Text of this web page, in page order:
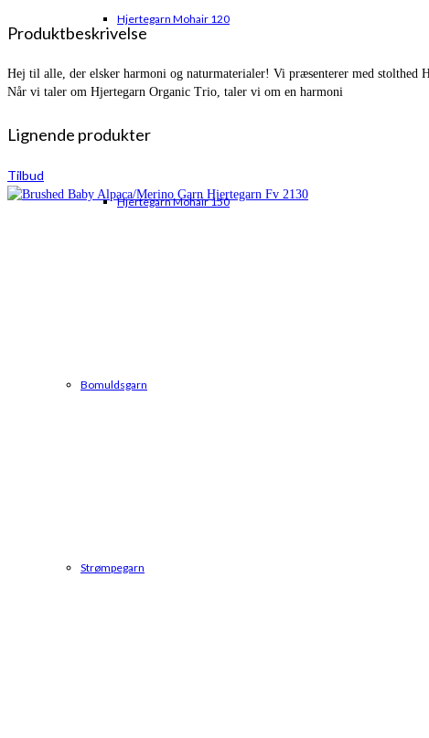
Hjertegarn Mohair 120
Hjertegarn Mohair 150
Bomuldsgarn
Strømpegarn
Produktbeskrivelse
Hej til alle, der elsker harmoni og naturmaterialer! Vi præsenterer med
Når vi taler om Hjertegarn Organic Trio, taler vi om en harmoni
Lignende produkter
Tilbud